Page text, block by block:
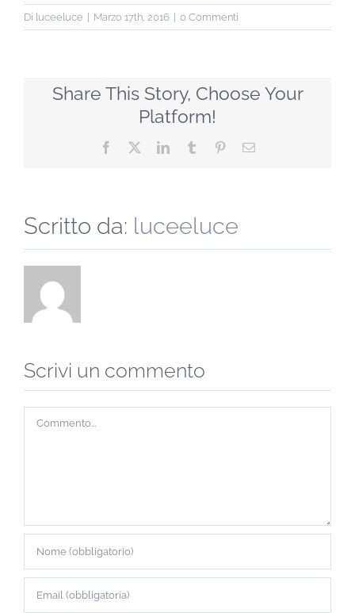
Di luceeluce Marzo 17th, 2016 0 Commenti
Share This Story, Choose Your
Platform!
Facebook LinkedInTumblr PinterestEmail
Scritto da: luceeluce
Scrivi un commento
Commento